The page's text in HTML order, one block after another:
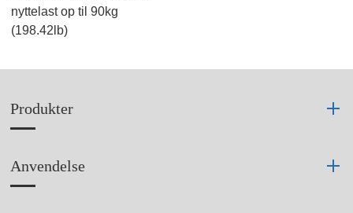
nyttelast op til 90kg
(198.42lb)
Produkter
Anvendelse